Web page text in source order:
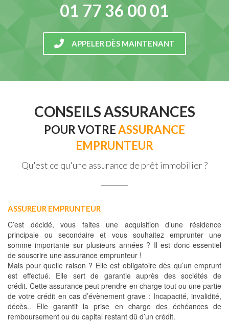
01 77 36 00 01
APPELER DÈS MAINTENANT
CONSEILS ASSURANCES
POUR VOTREASSURANCE
EMPRUNTEUR
Qu'est ce qu'une assurance de prêt immobilier ?
ASSUREUR EMPRUNTEUR
C’est décidé, vous faites une acquisition d’une résidence
principale ou secondaire et vous souhaitez emprunter une
somme importante sur plusieurs années ? Il est donc essentiel
de souscrire une assurance emprunteur !
Mais pour quelle raison ? Elle est obligatoire dès qu’un emprunt
est effectué. Elle sert de garantie auprès des sociétés de
crédit. Cette assurance peut prendre en charge tout ou une partie
de votre crédit en cas d’évènement grave : Incapacité, invalidité,
décès.. Elle garantit la prise en charge des échéances de
remboursement ou du capital restant dû d’un crédit.